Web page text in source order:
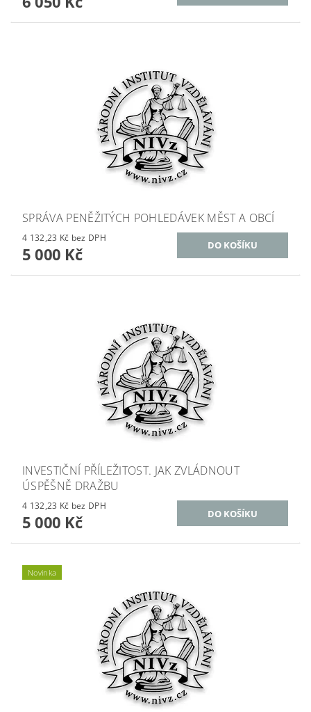
SPRÁVA PENĚŽITÝCH POHLEDÁVEK MĚST A OBCÍ
4 132,23 Kč bez DPH
5 000 Kč
INVESTIČNÍ PŘÍLEŽITOST. JAK ZVLÁDNOUT
ÚSPĚŠNĚ DRAŽBU
4 132,23 Kč bez DPH
5 000 Kč
Novinka